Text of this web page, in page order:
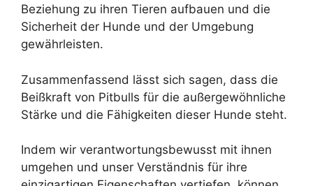
Beziehung zu ihren Tieren aufbauen und die
Sicherheit der Hunde und der Umgebung
gewährleisten.
Zusammenfassend lässt sich sagen, dass die
Beißkraft von Pitbulls für die außergewöhnliche
Stärke und die Fähigkeiten dieser Hunde steht.
Indem wir verantwortungsbewusst mit ihnen
umgehen und unser Verständnis für ihre